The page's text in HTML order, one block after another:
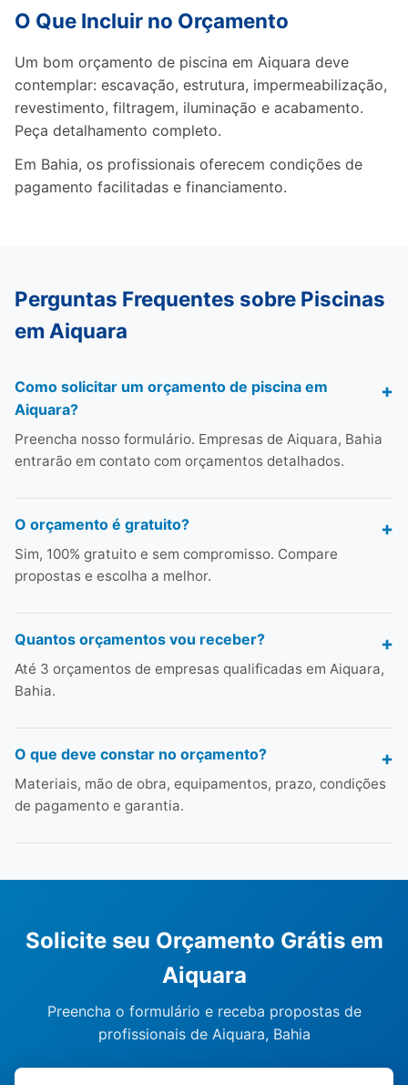
O Que Incluir no Orçamento
Um bom orçamento de piscina em Aiquara deve
contemplar: escavação, estrutura, impermeabilização,
revestimento, filtragem, iluminação e acabamento.
Peça detalhamento completo.
Em Bahia, os profissionais oferecem condições de
pagamento facilitadas e financiamento.
Perguntas Frequentes sobre Piscinas
em Aiquara
Como solicitar um orçamento de piscina em
Aiquara?
Preencha nosso formulário. Empresas de Aiquara, Bahia
entrarão em contato com orçamentos detalhados.
O orçamento é gratuito?
Sim, 100% gratuito e sem compromisso. Compare
propostas e escolha a melhor.
Quantos orçamentos vou receber?
Até 3 orçamentos de empresas qualificadas em Aiquara,
Bahia.
O que deve constar no orçamento?
Materiais, mão de obra, equipamentos, prazo, condições
de pagamento e garantia.
Solicite seu Orçamento Grátis em
Aiquara
Preencha o formulário e receba propostas de
profissionais de Aiquara, Bahia